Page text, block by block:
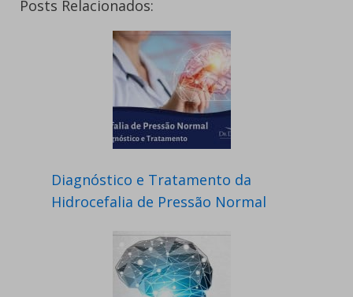
Posts Relacionados:
Diagnóstico e Tratamento da
Hidrocefalia de Pressão Normal